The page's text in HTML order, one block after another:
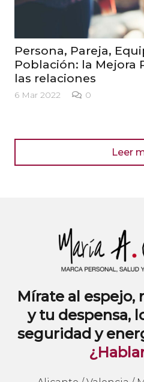
Una población (o
saludable
4 Mar 2022
Leer
Mírate al espejo,
y tu despensa,
seguridad y